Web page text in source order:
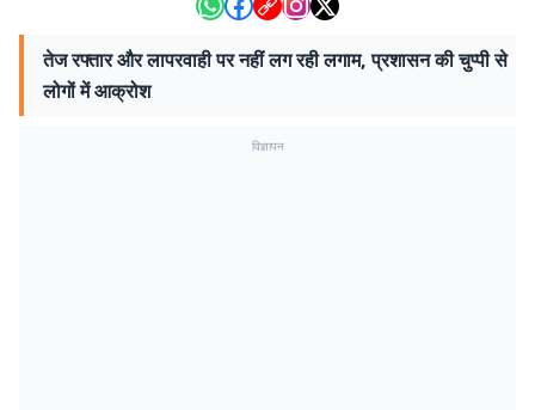
तेज रफ्तार और लापरवाही पर नहीं लग रही लगाम, प्रशासन की चुप्पी से
लोगों में आक्रोश
विज्ञापन